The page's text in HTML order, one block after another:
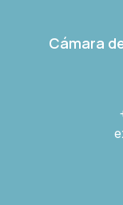
Cámara